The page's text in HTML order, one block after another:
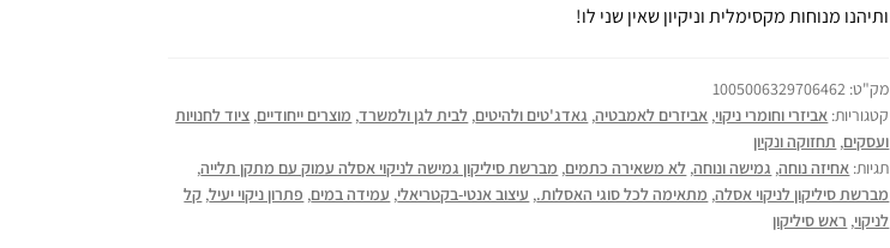
ותיהנו מנוחות מקסימלית וניקיון שאין שני לו!
מק"ט: 1005006329706462
קטגוריות: אביזרי וחומרי ניקוי, אביזרים לאמבטיה, גאדג'טים ולהיטים, לבית לגן ולמשרד, מוצרים ייחודיים, ציוד לחנויות
ועסקים, תחזוקה ונקיון
תגיות: אחיזה נוחה, גמישה ונוחה, לא משאירה כתמים, מברשת סיליקון גמישה לניקוי אסלה עמוק עם מתקן תלייה,
מברשת סיליקון לניקוי אסלה, מתאימה לכל סוגי האסלות., עיצוב אנטי-בקטריאלי, עמידה במים, פתרון ניקוי יעיל, קל
לניקוי, ראש סיליקון